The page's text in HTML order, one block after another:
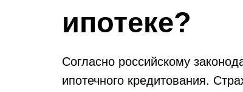
ипотеке?
Согласно российскому
ипотечного кредитования.